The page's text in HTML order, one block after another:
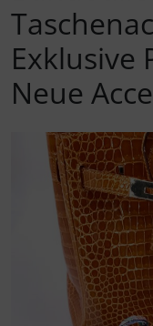
Exklusive
Neue
Luxushandtaschen
Hermès Kelly Bag
Luxushandtaschen
Reise- &